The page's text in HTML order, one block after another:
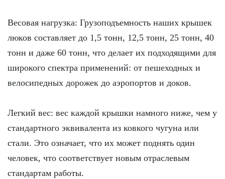
Весовая нагрузка: Грузоподъемность наших крышек
люков составляет до 1,5 тонн, 12,5 тонн, 25 тонн, 40
тонн и даже 60 тонн, что делает их подходящими для
широкого спектра применений: от пешеходных и
велосипедных дорожек до аэропортов и доков.
Легкий вес: вес каждой крышки намного ниже, чем у
стандартного эквивалента из ковкого чугуна или
стали. Это означает, что их может поднять один
человек, что соответствует новым отраслевым
стандартам работы.